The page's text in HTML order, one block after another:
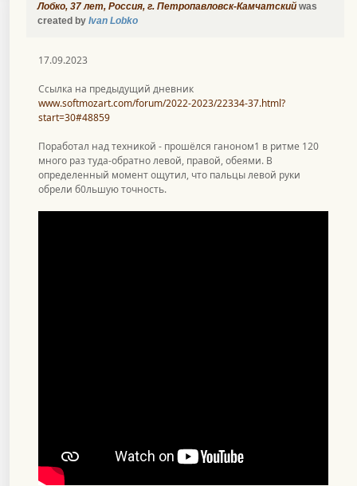
Лобко, 37 лет, Россия, г. Петропавловск-Камчатский was
created by Ivan Lobko
17.09.2023
Ссылка на предыдущий дневник
www.softmozart.com/forum/2022-2023/22334-37.html?
start=30#48859
Поработал над техникой - прошёлся ганоном1 в ритме 120
много раз туда-обратно левой, правой, обеями. В
определенный момент ощутил, что пальцы левой руки
обрели б0льшую точность.